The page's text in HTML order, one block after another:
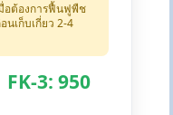
อต้องการฟื้นฟูพืช
นเก็บเกี่ยว 2-4
3: 950